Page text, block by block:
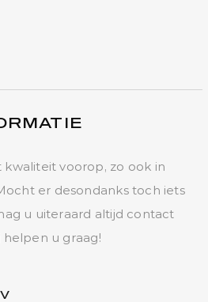
kwaliteit voorop, zo ook in
er desondanks toch iets
u uiteraard altijd contact
u graag!